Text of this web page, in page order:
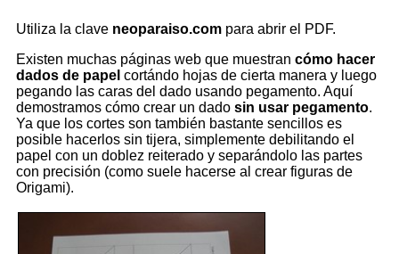
Utiliza la clave neoparaiso.com para abrir el PDF.
Existen muchas páginas web que muestran cómo hacer
dados de papel cortándo hojas de cierta manera y luego
pegando las caras del dado usando pegamento. Aquí
demostramos cómo crear un dado sin usar pegamento.
Ya que los cortes son también bastante sencillos es
posible hacerlos sin tijera, simplemente debilitando el
papel con un doblez reiterado y separándolo las partes
con precisión (como suele hacerse al crear figuras de
Origami).